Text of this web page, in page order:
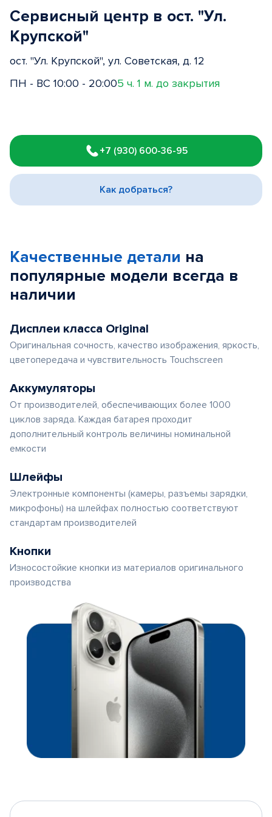
Сервисный центр в ост. "Ул.
Крупской"
ост. "Ул. Крупской", ул. Советская, д. 12
ПН - ВС 10:00 - 20:005 ч. 1 м. до закрытия
1
of
3
+7 (930) 600-36-95
Как добраться?
Качественные детали на
популярные модели всегда в
наличии
Дисплеи класса Original
Оригинальная сочность, качество изображения, яркость,
цветопередача и чувствительность Touchscreen
Аккумуляторы
От производителей, обеспечивающих более 1000
циклов заряда. Каждая батарея проходит
дополнительный контроль величины номинальной
емкости
Шлейфы
Электронные компоненты (камеры, разъемы зарядки,
микрофоны) на шлейфах полностью соответствуют
стандартам производителей
Кнопки
Износостойкие кнопки из материалов оригинального
производства